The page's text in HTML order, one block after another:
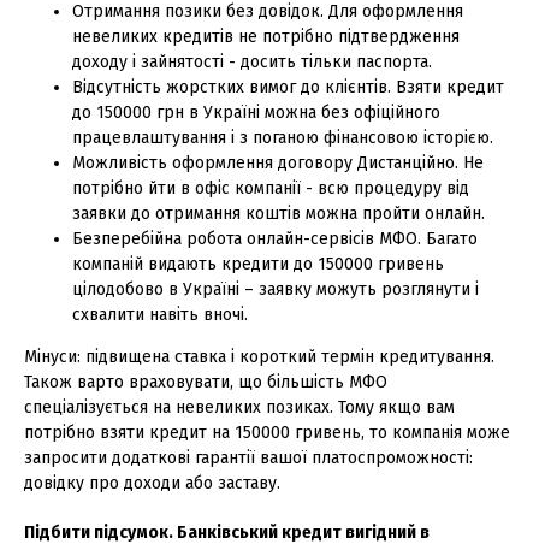
Отримання позики без довідок. Для оформлення
невеликих кредитів не потрібно підтвердження
доходу і зайнятості - досить тільки паспорта.
Відсутність жорстких вимог до клієнтів. Взяти кредит
до 150000 грн в Україні можна без офіційного
працевлаштування і з поганою фінансовою історією.
Можливість оформлення договору Дистанційно. Не
потрібно йти в офіс компанії - всю процедуру від
заявки до отримання коштів можна пройти онлайн.
Безперебійна робота онлайн-сервісів МФО. Багато
компаній видають кредити до 150000 гривень
цілодобово в Україні – заявку можуть розглянути і
схвалити навіть вночі.
Мінуси: підвищена ставка і короткий термін кредитування.
Також варто враховувати, що більшість МФО
спеціалізується на невеликих позиках. Тому якщо вам
потрібно взяти кредит на 150000 гривень, то компанія може
запросити додаткові гарантії вашої платоспроможності:
довідку про доходи або заставу.
Підбити підсумок. Банківський кредит вигідний в